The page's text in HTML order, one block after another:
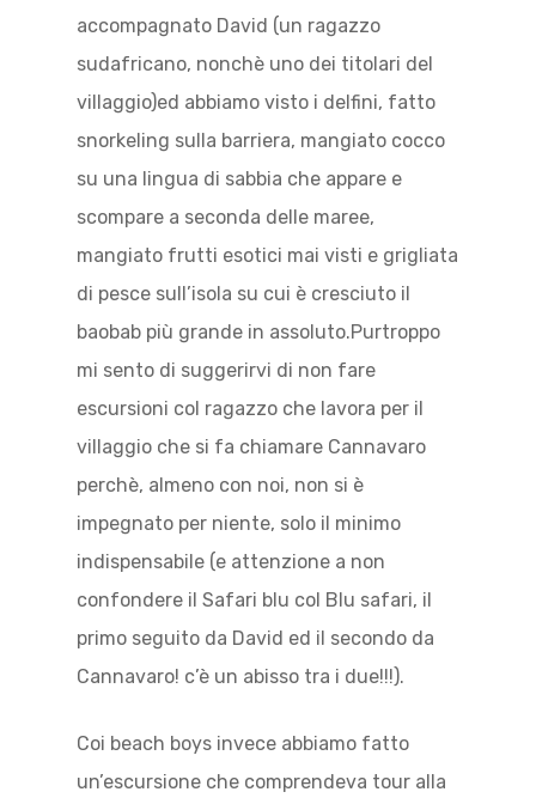
accompagnato David (un ragazzo
sudafricano, nonchè uno dei titolari del
villaggio)ed abbiamo visto i delfini, fatto
snorkeling sulla barriera, mangiato cocco
su una lingua di sabbia che appare e
scompare a seconda delle maree,
mangiato frutti esotici mai visti e grigliata
di pesce sull’isola su cui è cresciuto il
baobab più grande in assoluto.Purtroppo
mi sento di suggerirvi di non fare
escursioni col ragazzo che lavora per il
villaggio che si fa chiamare Cannavaro
perchè, almeno con noi, non si è
impegnato per niente, solo il minimo
indispensabile (e attenzione a non
confondere il Safari blu col Blu safari, il
primo seguito da David ed il secondo da
Cannavaro! c’è un abisso tra i due!!!).
Coi beach boys invece abbiamo fatto
un’escursione che comprendeva tour alla